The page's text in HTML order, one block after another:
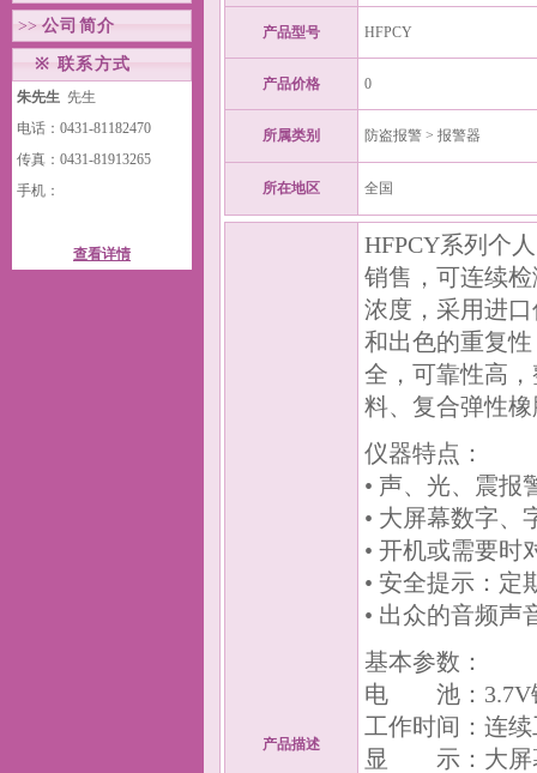
>> 公司简介
※ 联系方式
朱先生 先生
电话：0431-81182470
传真：0431-81913265
手机：
查看详情
产品型号 HFPCY
产品价格 0
所属类别 防盗报警 > 报警器
所在地区 全国
产品描述
HFPCY系列个
销售，可连续
浓度，采用进
和出色的重复
全，可靠性高
料、复合弹性
仪器特点：
• 声、光、震报
• 大屏幕数字、
• 开机或需要时
• 安全提示：定
• 出众的音频声
基本参数：
电 池：3.7V
工作时间：连
显 示：大屏